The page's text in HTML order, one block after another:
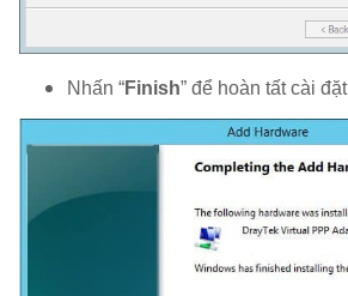
Nhấn “Finish” để hoàn tất cài đặt